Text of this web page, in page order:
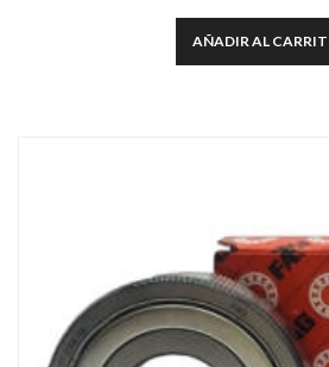
AÑADIR AL